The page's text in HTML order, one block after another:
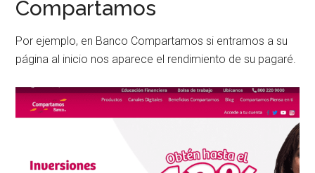
Compartamos
Por ejemplo, en Banco Compartamos si entramos a su
página al inicio nos aparece el rendimiento de su pagaré.